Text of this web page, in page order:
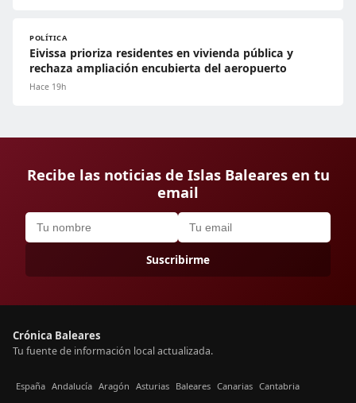
POLÍTICA
Eivissa prioriza residentes en vivienda pública y
rechaza ampliación encubierta del aeropuerto
Hace 19h
Recibe las noticias de Islas Baleares en tu
email
Suscribirme
Crónica Baleares
Tu fuente de información local actualizada.
España Andalucía Aragón Asturias Baleares Canarias Cantabria